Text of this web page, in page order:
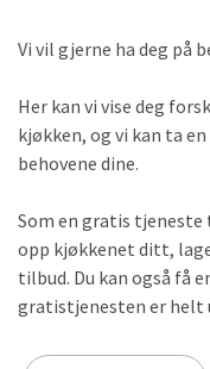
Vi vil gjerne ha deg på
Her kan vi vise deg
kjøkken, og vi kan ta
behovene dine.
Som en gratis tjeneste
opp kjøkkenet ditt,
tilbud. Du kan også få
gratistjenesten er helt